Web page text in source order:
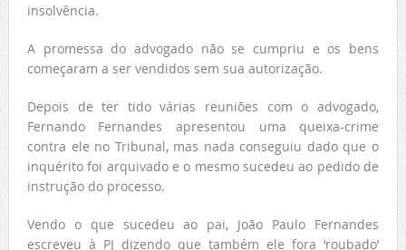
insolvência.
A promessa do advogado não se cumpriu e os bens
começaram a ser vendidos sem sua autorização.
Depois de ter tido várias reuniões com o advogado,
Fernando Fernandes apresentou uma queixa-crime
contra ele no Tribunal, mas nada conseguiu dado que o
inquérito foi arquivado e o mesmo sucedeu ao pedido de
instrução do processo.
Vendo o que sucedeu ao pai, João Paulo Fernandes
escreveu à PJ dizendo que também ele fora ‘roubado’